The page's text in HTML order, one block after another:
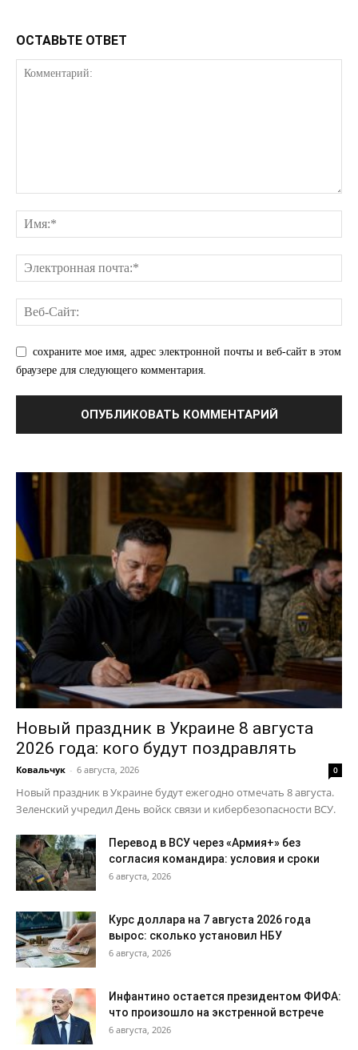
ПОДПИСАТЬСЯ СЕЙЧАС
О нас
Связаться с нами
Мой аккаунт
ОСТАВЬТЕ ОТВЕТ
сохраните мое имя, адрес электронной почты и веб-сайт в этом
браузере для следующего комментария.
Новый праздник в Украине 8 августа
2026 года: кого будут поздравлять
Ковальчук - 6 августа, 2026 0
Новый праздник в Украине будут ежегодно отмечать 8 августа.
Зеленский учредил День войск связи и кибербезопасности ВСУ.
Перевод в ВСУ через «Армия+» без
согласия командира: условия и сроки
6 августа, 2026
Курс доллара на 7 августа 2026 года
вырос: сколько установил НБУ
6 августа, 2026
Инфантино остается президентом ФИФА:
что произошло на экстренной встрече
6 августа, 2026